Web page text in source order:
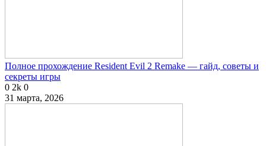
Полное прохождение Resident Evil 2 Remake — гайд, советы и
секреты игры
0 2k 0
31 марта, 2026